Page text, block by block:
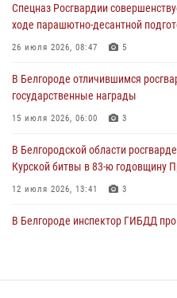
02 августа 2026, 07:10 1
Росгвардейцы оказали помощь
01 августа 2026, 16:43
Спецназ Росгвардии
ходе парашютно-десантной
26 июля 2026, 08:47 5
В Белгороде отличившимся
государственные награды
15 июля 2026, 06:00 3
В Белгородской области
Курской битвы в 83-ю годовщину
12 июля 2026, 13:41 3
В Белгороде инспектор ГИБДД